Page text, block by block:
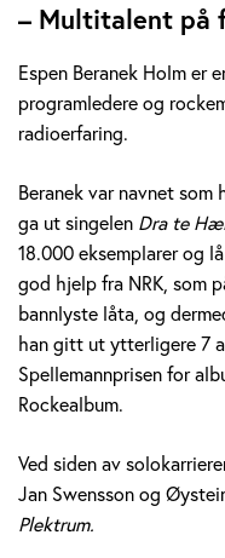
p
e
n
B
e
r
a
n
e
k
– Multitalent på
Espen Beranek Holm er
programledere og
radioerfaring.
Beranek var navnet som
ga ut singelen Dra te
18.000 eksemplarer og
god hjelp fra NRK, som
bannlyste låta, og
han gitt ut ytterligere 7
Spellemannprisen for
Rockealbum.
Ved siden av
Jan Swensson og
Plektrum.